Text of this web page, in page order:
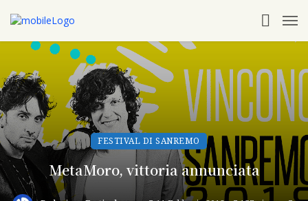
FESTIVAL DI SANREMO
MetaMoro, vittoria annunciata